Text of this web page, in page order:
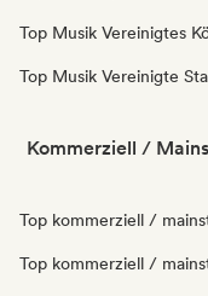
Top Musik Vereinigtes
Top Musik Vereinigte
Kommerziell /
Top kommerziell /
Top kommerziell /